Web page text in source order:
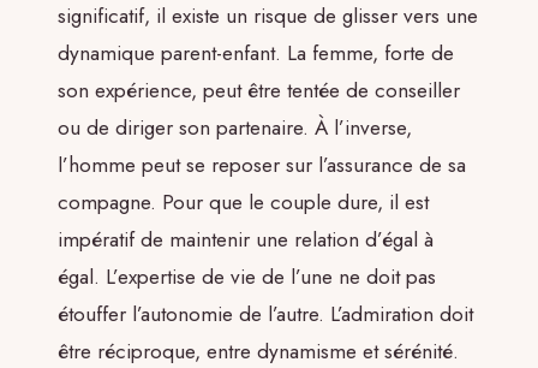
significatif, il existe un risque de glisser vers une
dynamique parent-enfant. La femme, forte de
son expérience, peut être tentée de conseiller
ou de diriger son partenaire. À l’inverse,
l’homme peut se reposer sur l’assurance de sa
compagne. Pour que le couple dure, il est
impératif de maintenir une relation d’égal à
égal. L’expertise de vie de l’une ne doit pas
étouffer l’autonomie de l’autre. L’admiration doit
être réciproque, entre dynamisme et sérénité.